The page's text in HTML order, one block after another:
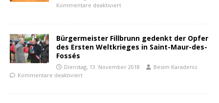
Kommentare deaktiviert
Bürgermeister Fillbrunn gedenkt der Opfer
des Ersten Weltkrieges in Saint-Maur-des-
Fossés
Dienstag, 13. November 2018
Besim Karadeniz
Kommentare deaktiviert